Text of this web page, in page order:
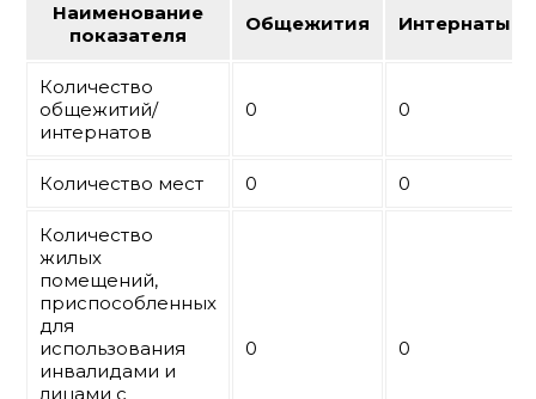
Наименование
показателя
Общежития Интернаты
Количество
общежитий/
интернатов
0 0
Количество мест 0 0
Количество
жилых
помещений,
приспособленных
для
использования
инвалидами и
лицами с
0 0